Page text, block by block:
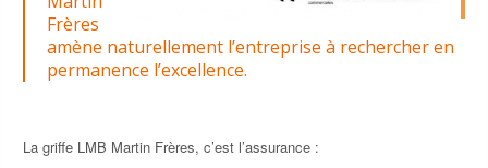
Frères
amène naturellement l’entreprise à rechercher en
permanence l’excellence.
La griffe LMB Martin Frères, c’est l’assurance :